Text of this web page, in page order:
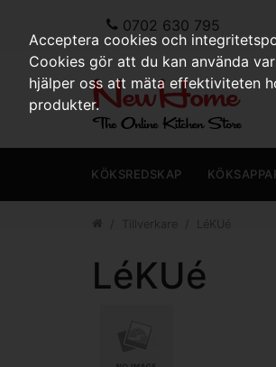
0702 630 795
KÖKSREDSKAP
LéKUé
Acceptera cookies och
Cookies gör att du kan använda
hjälper oss att mäta effektiviteten
produkter.